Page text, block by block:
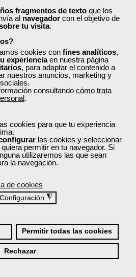
fragmentos de texto que los
al navegador con el objetivo de
tu visita.
cookies con fines analíticos,
experienciaen nuestra página
, para adaptar el contenido a
nuestros anuncios, marketing y
consultando cómo trata
.
cookies para que tu experiencia
las cookies y seleccionar
permitir en tu navegador. Si
utilizaremos las que sean
la navegación.
de cookies
Configuración ◮
Permitir todas las cookies
Rechazar
en las empresas y/o entidades de
y excelencia en el servicio
implantación y aspectos claves.
y normativos.
español Horizonte 2020.
en la organización hostelera y
la calidad.
en hostelería y turismo.
calidad de los servicios y productos
y servicio.
datos.
resultados.
mejora.